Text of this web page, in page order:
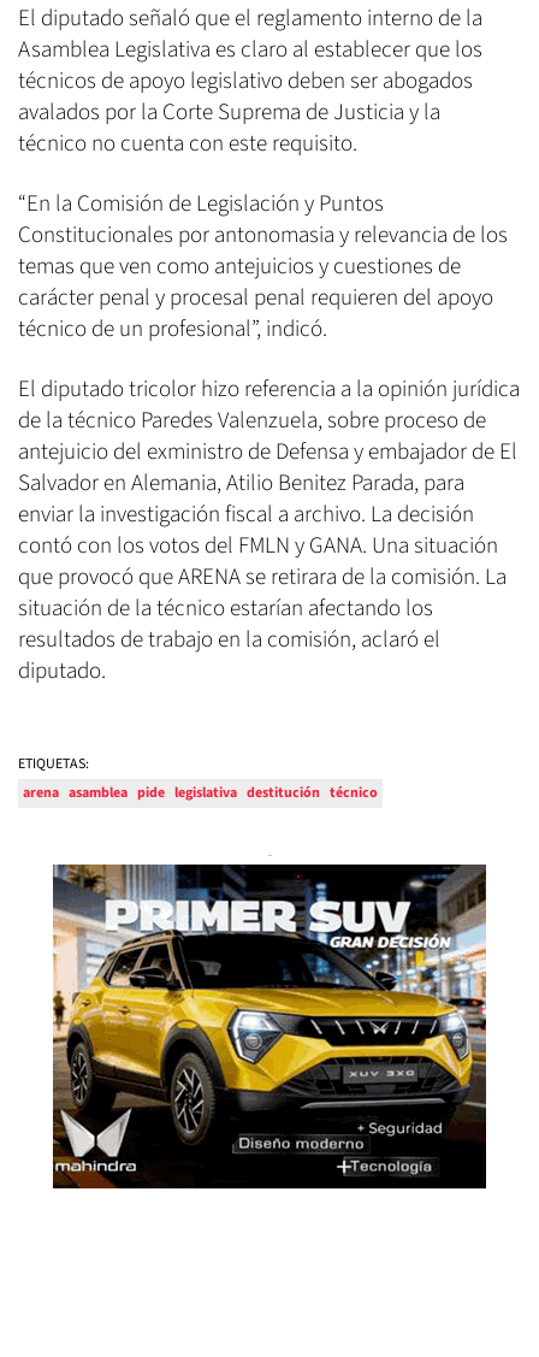
El diputado señaló que el reglamento interno de la
Asamblea Legislativa es claro al establecer que los
técnicos de apoyo legislativo deben ser abogados
avalados por la Corte Suprema de Justicia y la
técnico no cuenta con este requisito.
“En la Comisión de Legislación y Puntos
Constitucionales por antonomasia y relevancia de los
temas que ven como antejuicios y cuestiones de
carácter penal y procesal penal requieren del apoyo
técnico de un profesional”, indicó.
El diputado tricolor hizo referencia a la opinión jurídica
de la técnico Paredes Valenzuela, sobre proceso de
antejuicio del exministro de Defensa y embajador de El
Salvador en Alemania, Atilio Benitez Parada, para
enviar la investigación fiscal a archivo. La decisión
contó con los votos del FMLN y GANA. Una situación
que provocó que ARENA se retirara de la comisión. La
situación de la técnico estarían afectando los
resultados de trabajo en la comisión, aclaró el
diputado.
ETIQUETAS:
arena asamblea pide legislativa destitución técnico